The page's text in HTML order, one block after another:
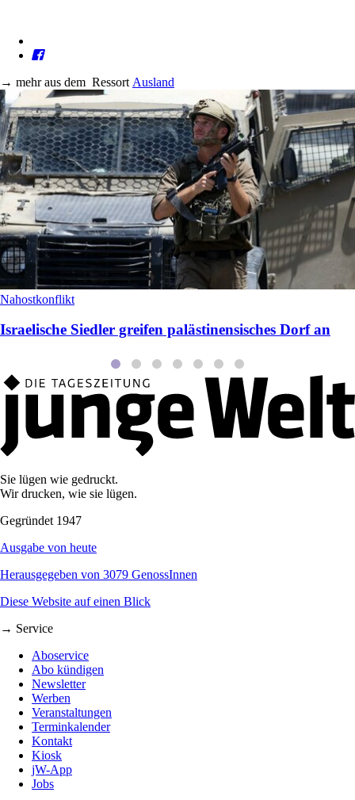
→ mehr aus dem Ressort Ausland
Nahostkonflikt
Israelische Siedler greifen palästinensisches Dorf an
Sie lügen wie gedruckt.
Wir drucken, wie sie lügen.
Gegründet 1947
Ausgabe von heute
Herausgegeben von 3079 GenossInnen
Diese Website auf einen Blick
→ Service
Aboservice
Abo kündigen
Newsletter
Werben
Veranstaltungen
Terminkalender
Kontakt
Kiosk
jW-App
Jobs